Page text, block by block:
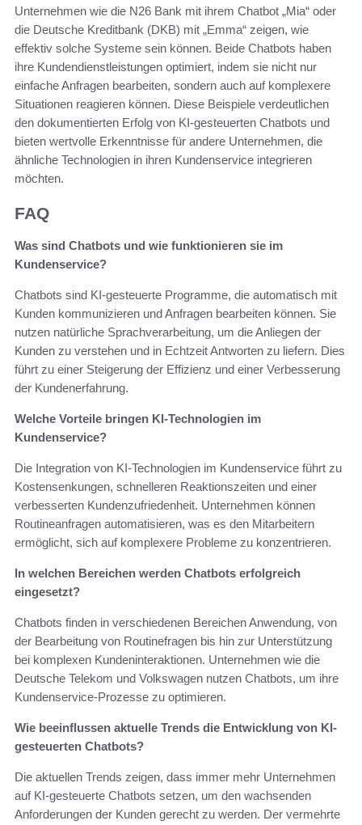
Unternehmen wie die N26 Bank mit ihrem Chatbot „Mia“ oder
die Deutsche Kreditbank (DKB) mit „Emma“ zeigen, wie
effektiv solche Systeme sein können. Beide Chatbots haben
ihre Kundendienstleistungen optimiert, indem sie nicht nur
einfache Anfragen bearbeiten, sondern auch auf komplexere
Situationen reagieren können. Diese Beispiele verdeutlichen
den dokumentierten Erfolg von KI-gesteuerten Chatbots und
bieten wertvolle Erkenntnisse für andere Unternehmen, die
ähnliche Technologien in ihren Kundenservice integrieren
möchten.
FAQ
Was sind Chatbots und wie funktionieren sie im
Kundenservice?
Chatbots sind KI-gesteuerte Programme, die automatisch mit
Kunden kommunizieren und Anfragen bearbeiten können. Sie
nutzen natürliche Sprachverarbeitung, um die Anliegen der
Kunden zu verstehen und in Echtzeit Antworten zu liefern. Dies
führt zu einer Steigerung der Effizienz und einer Verbesserung
der Kundenerfahrung.
Welche Vorteile bringen KI-Technologien im
Kundenservice?
Die Integration von KI-Technologien im Kundenservice führt zu
Kostensenkungen, schnelleren Reaktionszeiten und einer
verbesserten Kundenzufriedenheit. Unternehmen können
Routineanfragen automatisieren, was es den Mitarbeitern
ermöglicht, sich auf komplexere Probleme zu konzentrieren.
In welchen Bereichen werden Chatbots erfolgreich
eingesetzt?
Chatbots finden in verschiedenen Bereichen Anwendung, von
der Bearbeitung von Routinefragen bis hin zur Unterstützung
bei komplexen Kundeninteraktionen. Unternehmen wie die
Deutsche Telekom und Volkswagen nutzen Chatbots, um ihre
Kundenservice-Prozesse zu optimieren.
Wie beeinflussen aktuelle Trends die Entwicklung von KI-
gesteuerten Chatbots?
Die aktuellen Trends zeigen, dass immer mehr Unternehmen
auf KI-gesteuerte Chatbots setzen, um den wachsenden
Anforderungen der Kunden gerecht zu werden. Der vermehrte